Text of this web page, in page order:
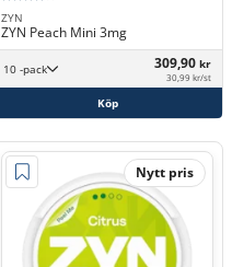
ZYN
ZYN Peach Mini 3mg
10 -pack 309,90 kr
30,99 kr/st
Köp
Nytt pris